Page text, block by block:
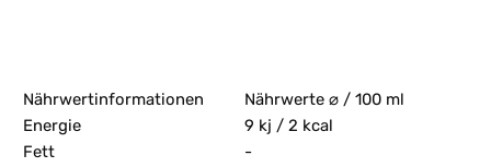
Nährwertinformationen
Nährwerte ⌀ / 100 ml
Energie
9 kj / 2 kcal
Fett
-